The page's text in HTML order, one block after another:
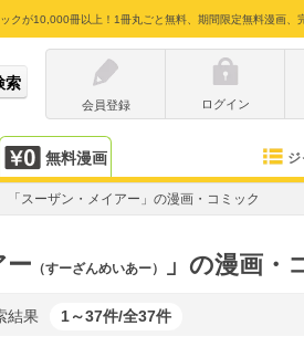
クが10,000冊以上！1冊丸ごと無料、期間限定無料漫画、
会員登録
ログイン
無料漫画 ジ
「スーザン・メイアー」の漫画・コミック
ー （すーざんめいあー） 」の漫画・
結果 1～37件/全37件